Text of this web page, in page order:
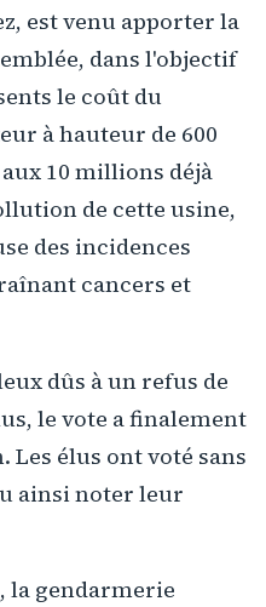
est venu apporter la
dans l'objectif
le coût du
à hauteur de 600
10 millions déjà
de cette usine,
des incidences
cancers et
dûs à un refus de
le vote a finalement
Les élus ont voté sans
ainsi noter leur
gendarmerie